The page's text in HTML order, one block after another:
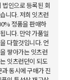
인으로 등록된 회
니다. 저희 잇츠런
정품을 판매하
니다. 만약 가품일
다할것입니다. 언
쌓아가는 잇츠런
잇츠런던이 되도
동시에 구매가 진